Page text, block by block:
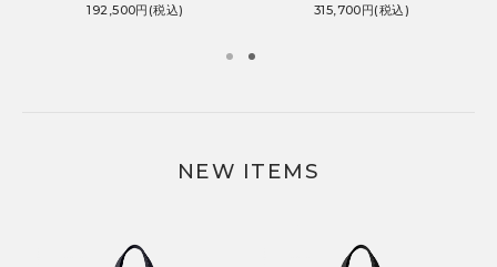
192,500円(税込)
315,700円(税込)
NEW ITEMS